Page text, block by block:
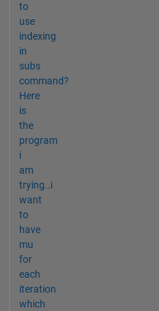
to
use
indexing
in
subs
command?
Here
is
the
program
i
am
trying..i
want
to
have
mu
for
each
iteration
which